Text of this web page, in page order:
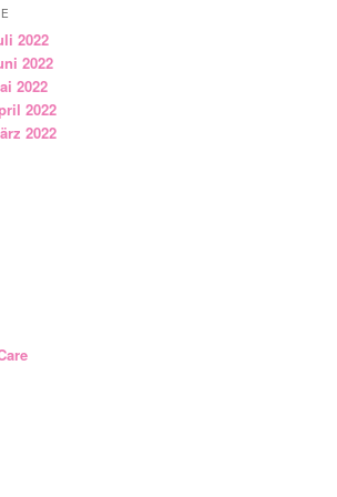
2022
2022
2022
2022
2022